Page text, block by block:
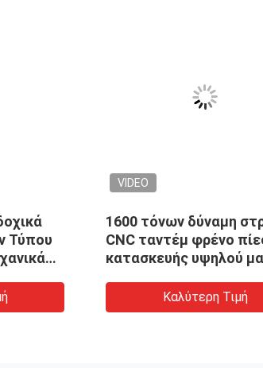
650
VIDEO
Ασφαλές CNC Synchro
υδραυλικό διαδοχικό
14000mm πλάτος 2-
Καλύτερη Τιμή